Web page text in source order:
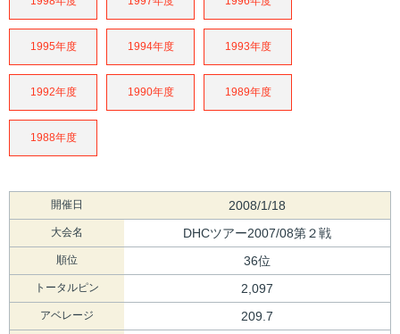
1995年度 1994年度 1993年度
1992年度 1990年度 1989年度
1988年度
開催日 2008/1/18
大会名 DHCツアー2007/08第２戦
順位 36位
トータルピン 2,097
アベレージ 209.7